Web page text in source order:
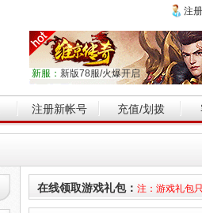
注册
新服： 新版78服/火爆开启
注册新帐号 充值/划拨
在线领取游戏礼包： 注：游戏礼包